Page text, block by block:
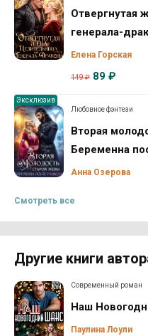
Отвергнутая
генерала-
Елена Горская
149 ₽ 89 ₽
Эксклюзив
Любовное фэнтези
Вторая
Беременна
Анна Озерова
Смотреть все
Другие книги
Современный роман
Наш
Паулина Лоули